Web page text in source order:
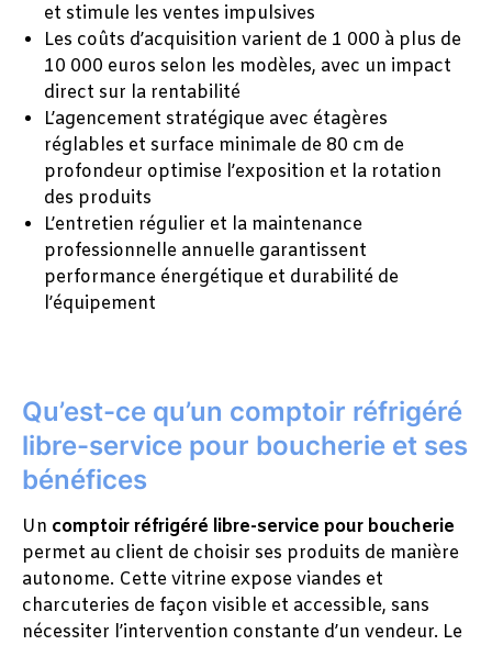
et stimule les ventes impulsives
Les coûts d’acquisition varient de 1 000 à plus de
10 000 euros selon les modèles, avec un impact
direct sur la rentabilité
L’agencement stratégique avec étagères
réglables et surface minimale de 80 cm de
profondeur optimise l’exposition et la rotation
des produits
L’entretien régulier et la maintenance
professionnelle annuelle garantissent
performance énergétique et durabilité de
l’équipement
Qu’est-ce qu’un comptoir réfrigéré
libre-service pour boucherie et ses
bénéfices
Un comptoir réfrigéré libre-service pour boucherie
permet au client de choisir ses produits de manière
autonome. Cette vitrine expose viandes et
charcuteries de façon visible et accessible, sans
nécessiter l’intervention constante d’un vendeur. Le